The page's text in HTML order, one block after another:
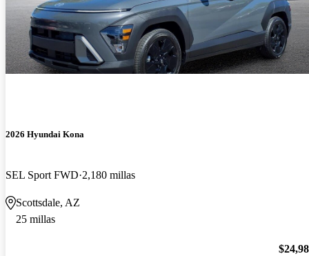
2026 Hyundai Kona
SEL Sport FWD 2,180 millas
Scottsdale, AZ
25 millas